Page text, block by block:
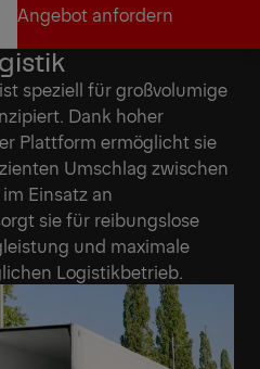
Angebot anfordern
Angebot anfordern
speziell für großvolumige
Dank hoher
Plattform ermöglicht sie
Umschlag zwischen
Einsatz an
sie für reibungslose
und maximale
Logistikbetrieb.